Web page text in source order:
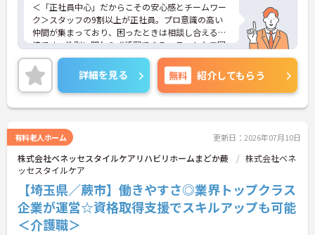
＜「正社員中心」だからこその安心感とチームワー
ク＞スタッフの9割以上が正社員。プロ意識の高い
仲間が集まっており、困ったときは相談し合える環
境です。性別に関わらず活躍できるフラットな雰囲
気があります。
＜電動自転車でラクラク移動！身体への負担を軽減
＞会社から1人1台、専用の電動自転車が支給されま
す（一部例外あり）。お客様のご自宅への移動が快
適になるだけでなく、貸与された自転車での通勤も
合えます。
＜頑張りがしっかり給与に反映される仕組み＞「社
員を大事にする」をモットーに、業界トップクラス
の給与水準を目指しています。賞与は年2回あり、資
格手当や土日出勤手当も充実。キャリアパスも明確
で、管理者へのステップアップなど、頑張りに応じ
て収入もやりがいもアップします。
詳細を見る 無料 紹介してもらう
有料老人ホーム 更新日：2026年07月10日
株式会社ベネッセスタイルケアリハビリホームまどか蕨
株式会社ベネ
ッセスタイルケア
【埼玉県／蕨市】働きやすさ◎業界トップクラス
企業が運営☆資格取得支援でスキルアップも可能
＜介護職＞